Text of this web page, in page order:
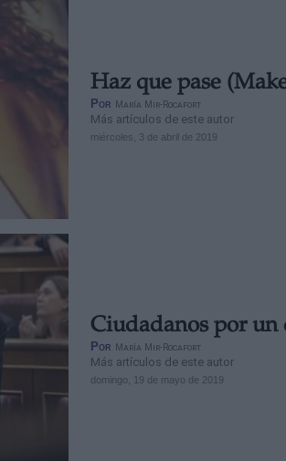
Haz que pase
Por María Mir-Rocafort
Más artículos de este autor
miércoles, 3 de abril de 2019
Ciudadanos por un
Por María Mir-Rocafort
Más artículos de este autor
domingo, 19 de mayo de 2019